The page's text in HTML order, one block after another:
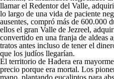
llamar el Redentor del Valle,
lo largo de una vida de paciente
ausentes, compró más de 600.000
ellos el gran Valle de Jezreel,
convertido en una franja de aldeas
tratos antes incluso de tener el
que los judíos llegarían.
El territorio de Hadera era
precio porque era mortal. Los
mano, plantando eucaliptos para